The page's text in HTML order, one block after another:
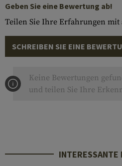
Geben Sie eine Bewertung ab!
Teilen Sie Ihre Erfahrungen mit
SCHREIBEN SIE EINE
Keine Bewertungen
und teilen Sie Ihre
INTERESSANTE